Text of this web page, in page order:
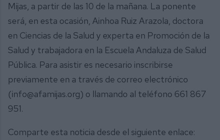
Mijas, a partir de las 10 de la mañana. La ponente
será, en esta ocasión, Ainhoa Ruiz Arazola, doctora
en Ciencias de la Salud y experta en Promoción de la
Salud y trabajadora en la Escuela Andaluza de Salud
Pública. Para asistir es necesario inscribirse
previamente en a través de correo electrónico
(info@afamijas.org) o llamando al teléfono 661 867
951.
Comparte esta noticia desde el siguiente enlace: